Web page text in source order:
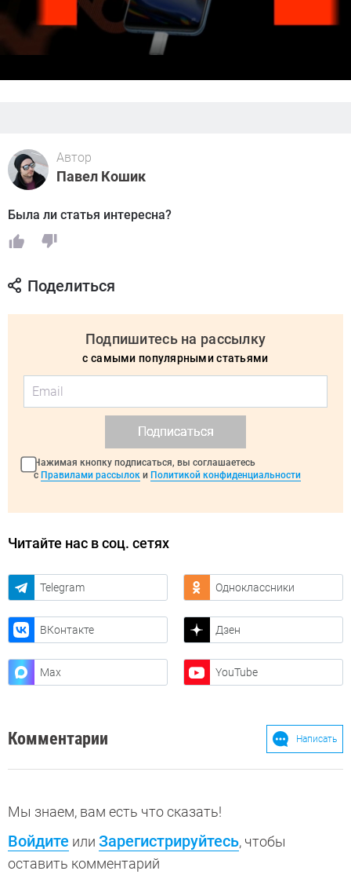
Автор
Павел Кошик
Была ли статья интересна?
Поделиться
Подпишитесь на рассылку
с самыми популярными статьями
Подписаться
Нажимая кнопку подписаться, вы соглашаетесь
с Правилами рассылок и Политикой конфиденциальности
Читайте нас в соц. сетях
Telegram Одноклассники
ВКонтакте Дзен
Max YouTube
Комментарии Написать
Мы знаем, вам есть что сказать!
Войдите или Зарегистрируйтесь, чтобы
оставить комментарий